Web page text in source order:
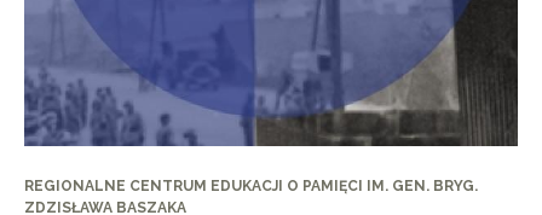
REGIONALNE CENTRUM EDUKACJI O PAMIĘCI IM. GEN. BRYG.
ZDZISŁAWA BASZAKA